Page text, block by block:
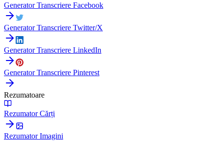
Generator Transcriere Facebook
Generator Transcriere Twitter/X
Generator Transcriere LinkedIn
Generator Transcriere Pinterest
Rezumatoare
Rezumator Cărți
Rezumator Imagini